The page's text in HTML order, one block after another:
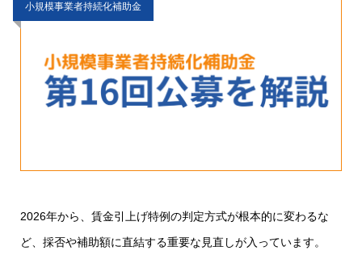
小規模事業者持続化補助金
2026年から、賃金引上げ特例の判定方式が根本的に変わるな
ど、採否や補助額に直結する重要な見直しが入っています。